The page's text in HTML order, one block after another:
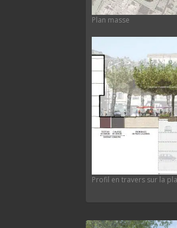
Plan masse
Profil en travers sur la